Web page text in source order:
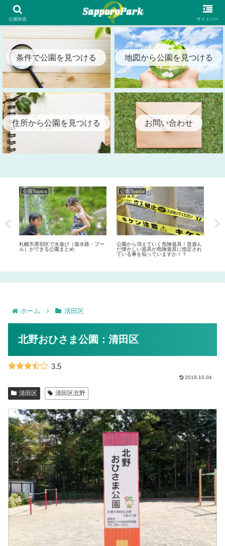
札幌市内の全公園情報を検索出来る札幌パーク（SapporoPark）
条件で公園を見つける 地図から公園を見つける
住所から公園を見つける お問い合わせ
公園Topics
札幌市厚別区で水遊び（遊水路・プー
ル）ができる公園まとめ
公園Topics
公園から消えていく危険遊具！昔遊ん
だ懐かしい遊具が危険遊具に指定され
ている事を知っていますか！？
ホーム 清田区
北野おひさま公園：清田区
3.5
2019.10.04
清田区 清田区北野
公園検索 サイドバー